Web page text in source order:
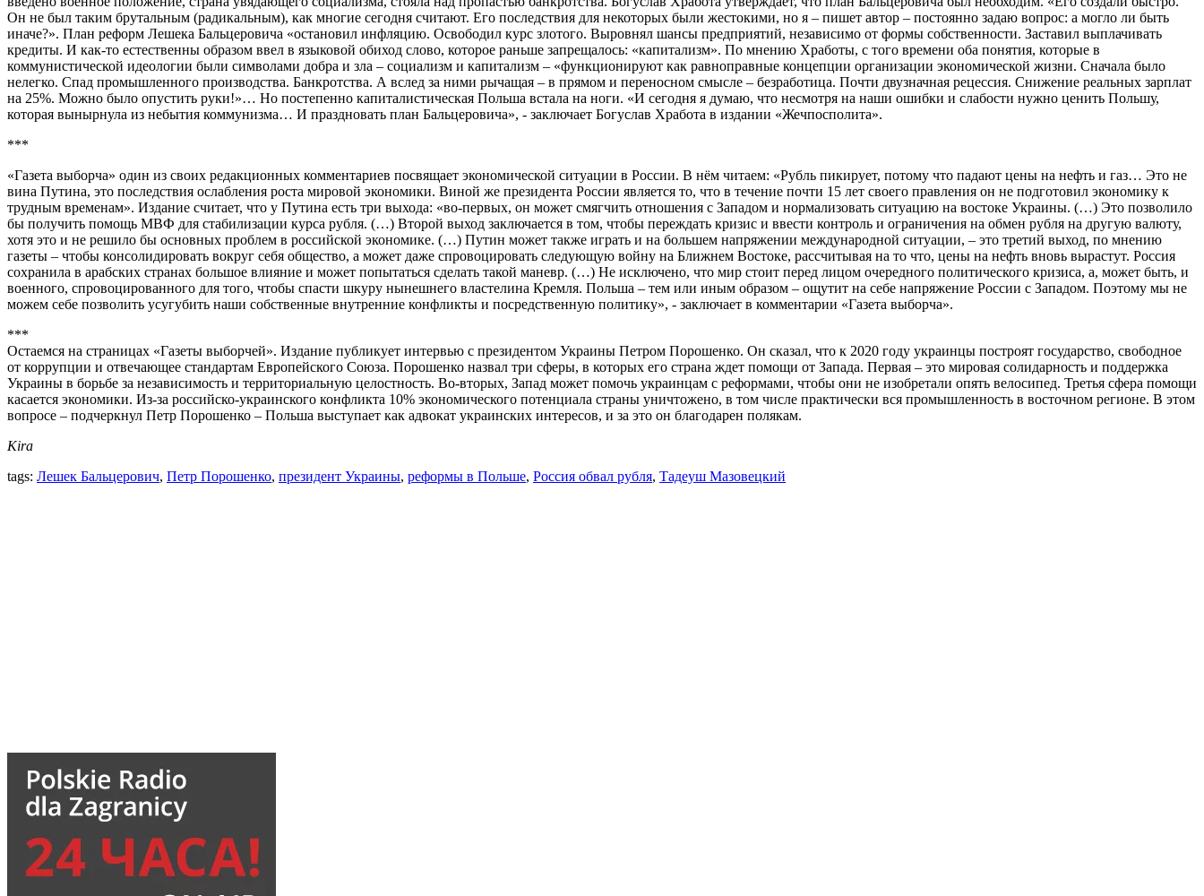
Он не был таким брутальным (радикальным), как многие сегодня считают. Его последствия для некоторых были жестокими, но я – пишет автор – постоянно задаю вопрос: а могло ли быть
иначе?». План реформ Лешека Бальцеровича «остановил инфляцию. Освободил курс злотого. Выровнял шансы предприятий, независимо от формы собственности. Заставил выплачивать
кредиты. И как-то естественны образом ввел в языковой обиход слово, которое раньше запрещалось: «капитализм». По мнению Хработы, с того времени оба понятия, которые в
коммунистической идеологии были символами добра и зла – социализм и капитализм – «функционируют как равноправные концепции организации экономической жизни. Сначала было
нелегко. Спад промышленного производства. Банкротства. А вслед за ними рычащая – в прямом и переносном смысле – безработица. Почти двузначная рецессия. Снижение реальных зарплат
на 25%. Можно было опустить руки!»… Но постепенно капиталистическая Польша встала на ноги. «И сегодня я думаю, что несмотря на наши ошибки и слабости нужно ценить Польшу,
которая вынырнула из небытия коммунизма… И праздновать план Бальцеровича», - заключает Богуслав Хработа в издании «Жечпосполита».
***
«Газета выборча» один из своих редакционных комментариев посвящает экономической ситуации в России. В нём читаем: «Рубль пикирует, потому что падают цены на нефть и газ… Это не
вина Путина, это последствия ослабления роста мировой экономики. Виной же президента России является то, что в течение почти 15 лет своего правления он не подготовил экономику к
трудным временам». Издание считает, что у Путина есть три выхода: «во-первых, он может смягчить отношения с Западом и нормализовать ситуацию на востоке Украины. (…) Это позволило
бы получить помощь МВФ для стабилизации курса рубля. (…) Второй выход заключается в том, чтобы переждать кризис и ввести контроль и ограничения на обмен рубля на другую валюту,
хотя это и не решило бы основных проблем в российской экономике. (…) Путин может также играть и на большем напряжении международной ситуации, – это третий выход, по мнению
газеты – чтобы консолидировать вокруг себя общество, а может даже спровоцировать следующую войну на Ближнем Востоке, рассчитывая на то что, цены на нефть вновь вырастут. Россия
сохранила в арабских странах большое влияние и может попытаться сделать такой маневр. (…) Не исключено, что мир стоит перед лицом очередного политического кризиса, а, может быть, и
военного, спровоцированного для того, чтобы спасти шкуру нынешнего властелина Кремля. Польша – тем или иным образом – ощутит на себе напряжение России с Западом. Поэтому мы не
можем себе позволить усугубить наши собственные внутренние конфликты и посредственную политику», - заключает в комментарии «Газета выборча».
***
Остаемся на страницах «Газеты выборчей». Издание публикует интервью с президентом Украины Петром Порошенко. Он сказал, что к 2020 году украинцы построят государство, свободное
от коррупции и отвечающее стандартам Европейского Союза. Порошенко назвал три сферы, в которых его страна ждет помощи от Запада. Первая – это мировая солидарность и поддержка
Украины в борьбе за независимость и территориальную целостность. Во-вторых, Запад может помочь украинцам с реформами, чтобы они не изобретали опять велосипед. Третья сфера помощи
касается экономики. Из-за российско-украинского конфликта 10% экономического потенциала страны уничтожено, в том числе практически вся промышленность в восточном регионе. В этом
вопросе – подчеркнул Петр Порошенко – Польша выступает как адвокат украинских интересов, и за это он благодарен полякам.
Kira
tags: Лешек Бальцерович, Петр Порошенко, президент Украины, реформы в Польше, Россия обвал рубля, Тадеуш Мазовецкий